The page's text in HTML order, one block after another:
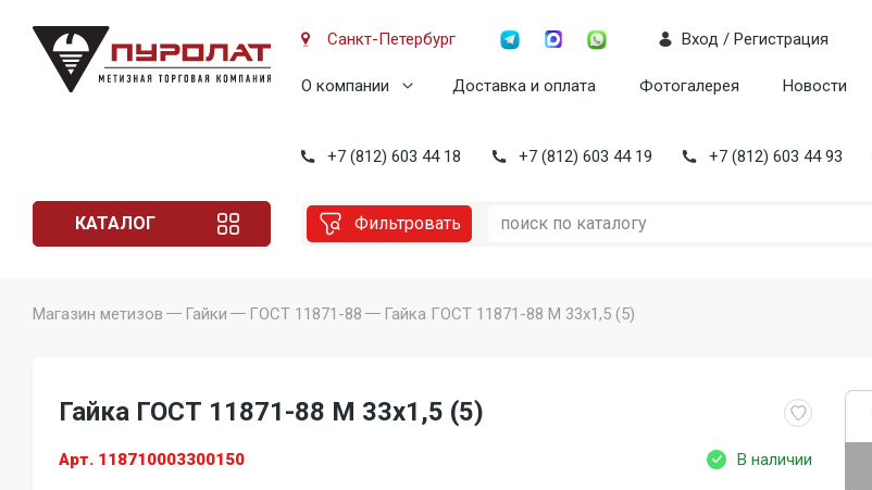
Санкт-Петербург
О компании Доставка и оплата Фотогалерея Новости
Вход / Регистрация
+7 (812) 603 44 18 +7 (812) 603 44 19 +7 (812) 603 44 93
КАТАЛОГ Фильтровать
Магазин метизов Гайки ГОСТ 11871-88 Гайка ГОСТ 11871-88 M 33x1,5 (5)
Гайка ГОСТ 11871-88 M 33x1,5 (5)
Арт. 118710003300150 В наличии